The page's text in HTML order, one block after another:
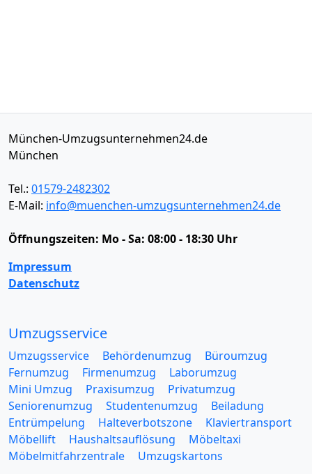
München-Umzugsunternehmen24.de
München
Tel.: 01579-2482302
E-Mail: info@muenchen-umzugsunternehmen24.de
Öffnungszeiten: Mo - Sa: 08:00 - 18:30 Uhr
Impressum
Datenschutz
Umzugsservice
Umzugsservice Behördenumzug
Büroumzug
Fernumzug
Firmenumzug
Laborumzug
Mini Umzug
Praxisumzug
Privatumzug
Seniorenumzug
Studentenumzug
Beiladung
Entrümpelung
Halteverbotszone
Klaviertransport
Möbellift
Haushaltsauflösung
Möbeltaxi
Möbelmitfahrzentrale
Umzugskartons